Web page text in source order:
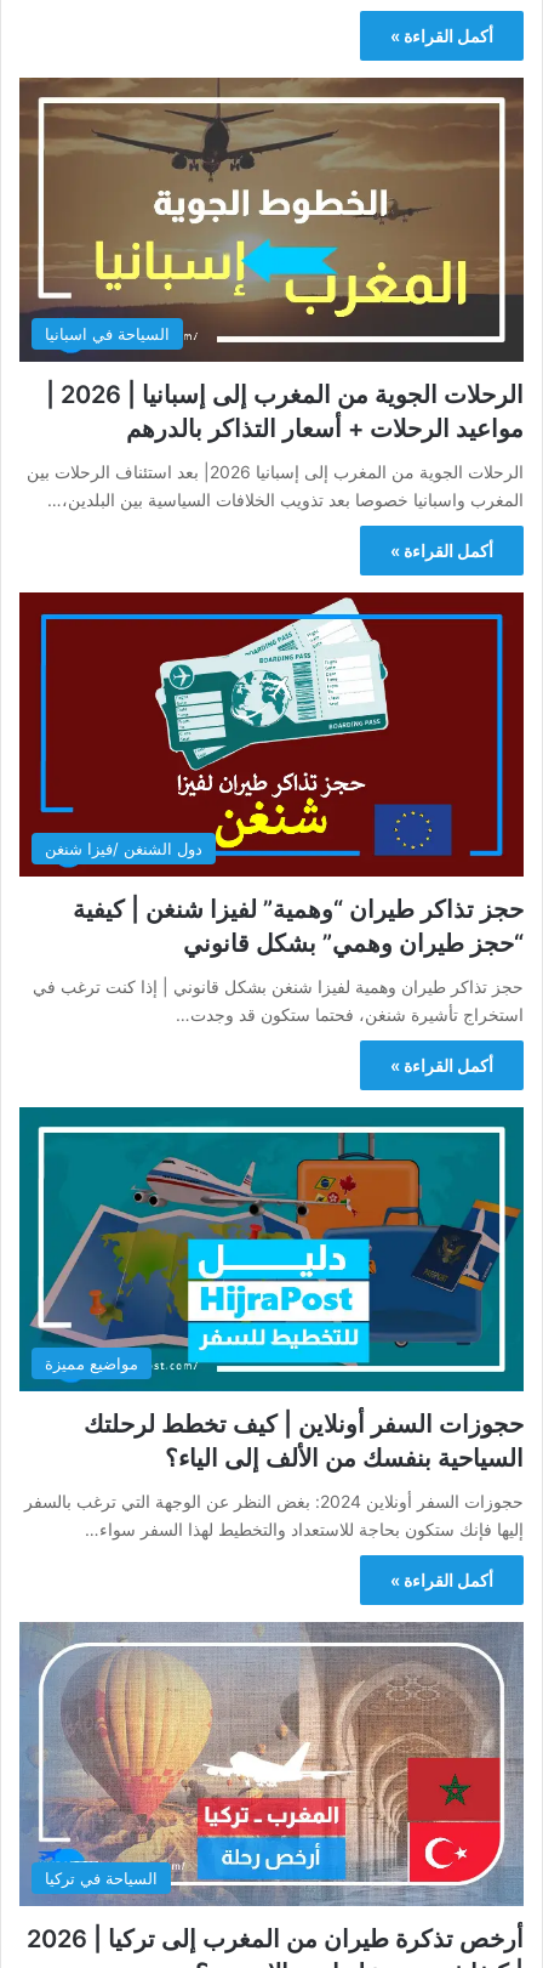
أكمل القراءة »
السياحة في اسبانيا
مواعيد الرحلات + أسعار التذاكر بالدرهم
الرحلات الجوية من المغرب إلى إسبانيا 2026| بعد استئناف الرحلات بين
المغرب واسبانيا خصوصا بعد تذويب الخلافات السياسية بين البلدين،…
أكمل القراءة »
دول الشنغن /فيزا شنغن
حجز تذاكر طيران “وهمية” لفيزا شنغن | كيفية
“حجز طيران وهمي” بشكل قانوني
حجز تذاكر طيران وهمية لفيزا شنغن بشكل قانوني | إذا كنت ترغب في
استخراج تأشيرة شنغن، فحتما ستكون قد وجدت…
أكمل القراءة »
مواضيع مميزة
حجوزات السفر أونلاين | كيف تخطط لرحلتك
السياحية بنفسك من الألف إلى الياء؟
حجوزات السفر أونلاين 2024: بغض النظر عن الوجهة التي ترغب بالسفر
إليها فإنك ستكون بحاجة للاستعداد والتخطيط لهذا السفر سواء…
أكمل القراءة »
السياحة في تركيا
أرخص تذكرة طيران من المغرب إلى تركيا | 2026